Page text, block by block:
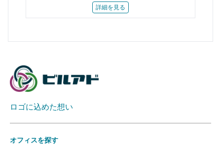
詳細を見る
ロゴに込めた想い
オフィスを探す